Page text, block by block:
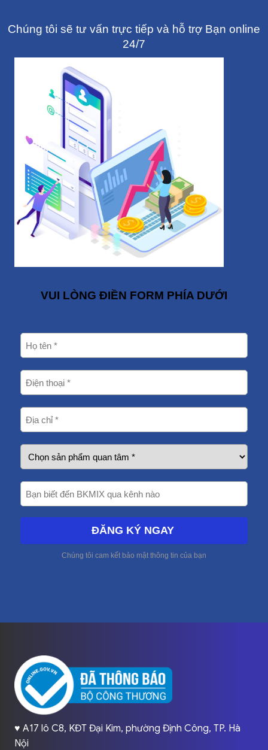
Chúng tôi sẽ tư vấn trực tiếp và hỗ trợ Bạn online
24/7
VUI LÒNG ĐIỀN FORM PHÍA DƯỚI
♥️ A17 lô C8, KĐT Đại Kim, phường Định Công, TP. Hà
Nội